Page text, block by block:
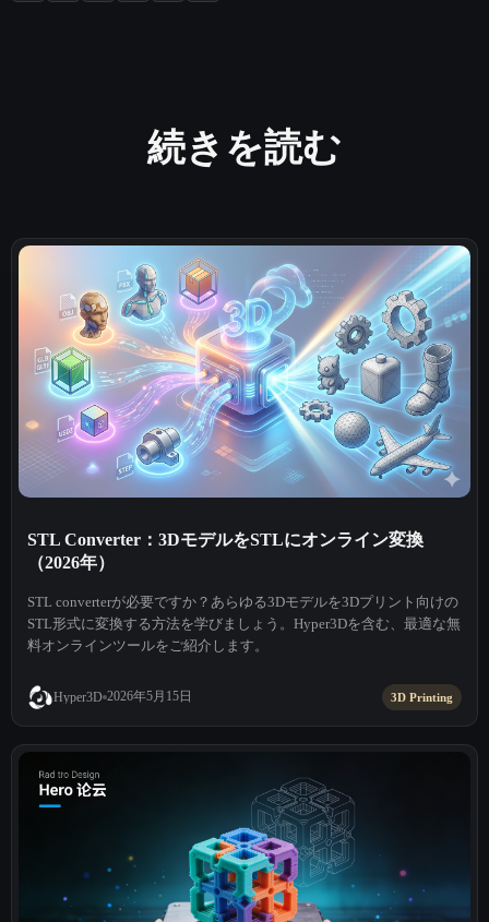
続きを読む
STL Converter：3DモデルをSTLにオンライン変換
（2026年）
STL converterが必要ですか？あらゆる3Dモデルを3Dプリント向けの
STL形式に変換する方法を学びましょう。Hyper3Dを含む、最適な無
料オンラインツールをご紹介します。
Hyper3D 2026年5月15日 3D Printing